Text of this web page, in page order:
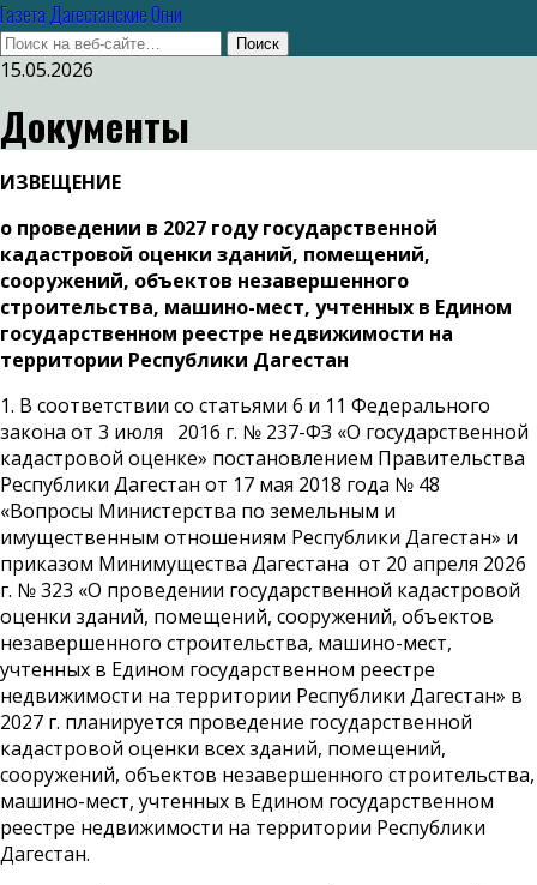
Газета Дагестанские Огни
15.05.2026
Документы
ИЗВЕЩЕНИЕ
о проведении в 2027 году государственной
кадастровой оценки зданий, помещений,
сооружений, объектов незавершенного
строительства, машино-мест, учтенных в Едином
государственном реестре недвижимости на
территории Республики Дагестан
1. В соответствии со статьями 6 и 11 Федерального
закона от 3 июля 2016 г. № 237-ФЗ «О государственной
кадастровой оценке» постановлением Правительства
Республики Дагестан от 17 мая 2018 года № 48
«Вопросы Министерства по земельным и
имущественным отношениям Республики Дагестан» и
приказом Минимущества Дагестана от 20 апреля 2026
г. № 323 «О проведении государственной кадастровой
оценки зданий, помещений, сооружений, объектов
незавершенного строительства, машино-мест,
учтенных в Едином государственном реестре
недвижимости на территории Республики Дагестан» в
2027 г. планируется проведение государственной
кадастровой оценки всех зданий, помещений,
сооружений, объектов незавершенного строительства,
машино-мест, учтенных в Едином государственном
реестре недвижимости на территории Республики
Дагестан.